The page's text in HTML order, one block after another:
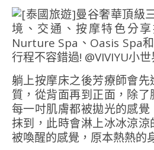
躺上按摩床之後芳療師會
質，從背面再到正面，除
每一吋肌膚都被拋光的感
抹到，此時會淋上冰冰涼
被喚醒的感覺，原本熱熱的